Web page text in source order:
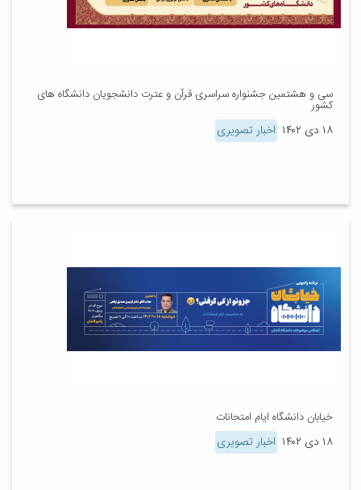
سی و هشتمین جشنواره سراسری قرآن و عترت دانشجویان دانشگاه های
کشور
۱۸ دی ۱۴۰۲ اخبار تصویری
خیابان دانشگاه ایام امتحانات
۱۸ دی ۱۴۰۲ اخبار تصویری